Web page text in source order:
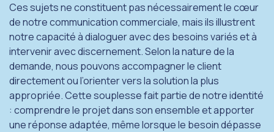
Ces sujets ne constituent pas nécessairement le cœur
de notre communication commerciale, mais ils illustrent
notre capacité à dialoguer avec des besoins variés et à
intervenir avec discernement. Selon la nature de la
demande, nous pouvons accompagner le client
directement ou l’orienter vers la solution la plus
appropriée. Cette souplesse fait partie de notre identité
: comprendre le projet dans son ensemble et apporter
une réponse adaptée, même lorsque le besoin dépasse